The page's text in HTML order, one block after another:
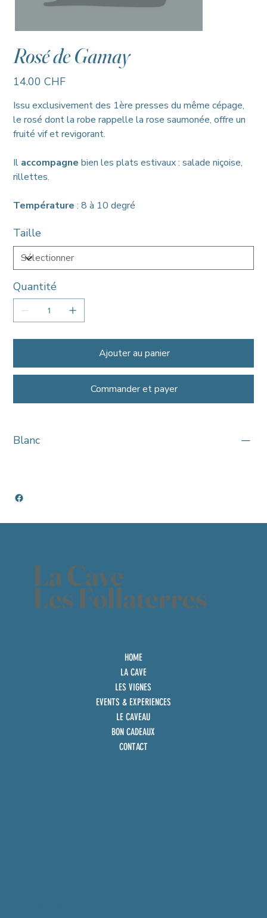
Rosé de Gamay
14.00 CHF
Issu exclusivement des 1ère presses du même cépage,
le rosé dont la robe rappelle la rose saumonée, offre un
fruité vif et revigorant.
Il accompagne bien les plats estivaux : salade niçoise,
rillettes.
Température : 8 à 10 degré
Taille
Quantité
Ajouter au panier
Commander et payer
Blanc
La Cave
Les Follaterres
HOME
LA CAVE
LES VIGNES
EVENTS & EXPERIENCES
LE CAVEAU
BON CADEAUX
CONTACT